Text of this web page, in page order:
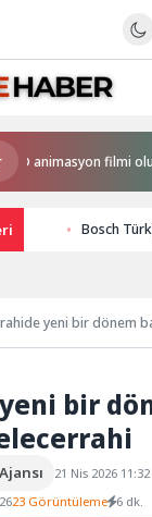
filmi oluyor
Bosch
yeni bir dönem
bir
21 Nis 2026 11:32
23 Görüntüleme 6 dk.